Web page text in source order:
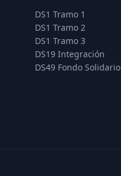
DS1 Tramo 1
DS1 Tramo 2
DS1 Tramo 3
DS19 Integración
DS49 Fondo Solidario